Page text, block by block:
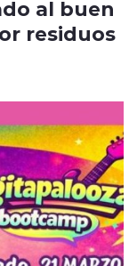
al buen
residuos